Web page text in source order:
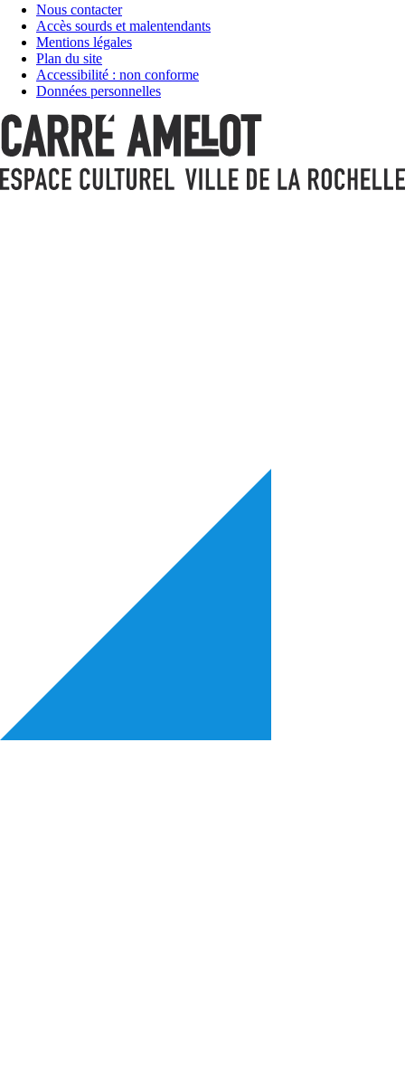
Nous contacter
Accès sourds et malentendants
Mentions légales
Plan du site
Accessibilité : non conforme
Données personnelles